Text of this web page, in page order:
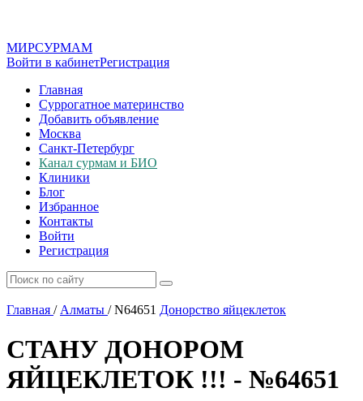
МИРСУРМАМ
Войти в кабинетРегистрация
Главная
Суррогатное материнство
Добавить объявление
Москва
Санкт-Петербург
Канал сурмам и БИО
Клиники
Блог
Избранное
Контакты
Войти
Регистрация
Главная / Алматы /N64651 Донорство яйцеклеток
СТАНУ ДОНОРОМ
ЯЙЦЕКЛЕТОК !!! - №64651